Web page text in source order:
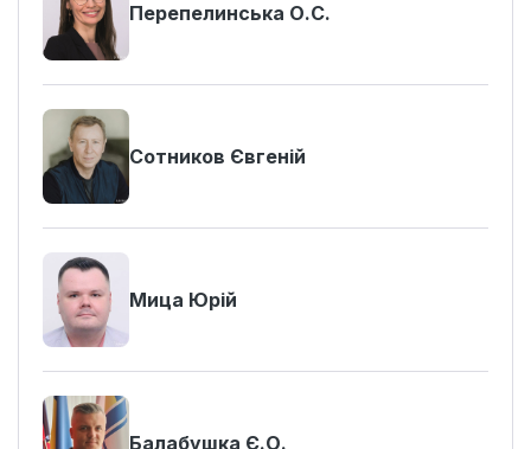
Перепелинська О.С.
Сотников Євгеній
Мица Юрій
Балабушка Є.О.